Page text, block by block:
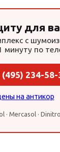
для
с
минуту по
(495) 234-58-
на антикор
· Mercasol ·